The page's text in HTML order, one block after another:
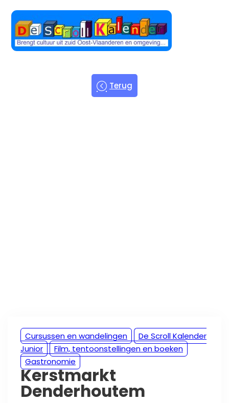
Terug
Cursussen en wandelingen
De Scroll Kalender
Junior
Film, tentoonstellingen en boeken
Gastronomie
Kerstmarkt
Denderhoutem